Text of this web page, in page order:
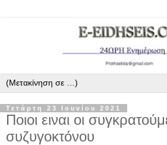
Τετάρτη 23 Ιουνίου 2021
Ποιοι ειναι οι
συζυγοκτόνου